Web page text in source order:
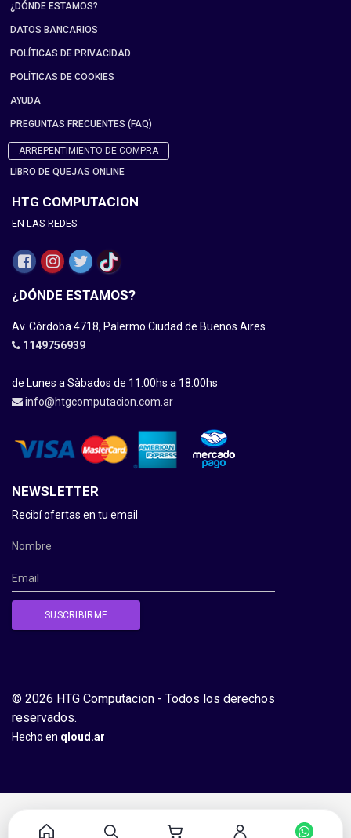
¿DÓNDE ESTAMOS?
DATOS BANCARIOS
POLÍTICAS DE PRIVACIDAD
POLÍTICAS DE COOKIES
AYUDA
PREGUNTAS FRECUENTES (FAQ)
ARREPENTIMIENTO DE COMPRA
LIBRO DE QUEJAS ONLINE
HTG COMPUTACION
EN LAS REDES
¿DÓNDE ESTAMOS?
Av. Córdoba 4718, Palermo Ciudad de Buenos Aires
1149756939
de Lunes a Sàbados de 11:00hs a 18:00hs
info@htgcomputacion.com.ar
NEWSLETTER
Recibí ofertas en tu email
© 2026 HTG Computacion - Todos los derechos
reservados.
Hecho en qloud.ar